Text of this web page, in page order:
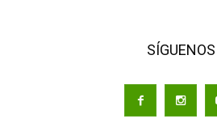
SÍGUENOS